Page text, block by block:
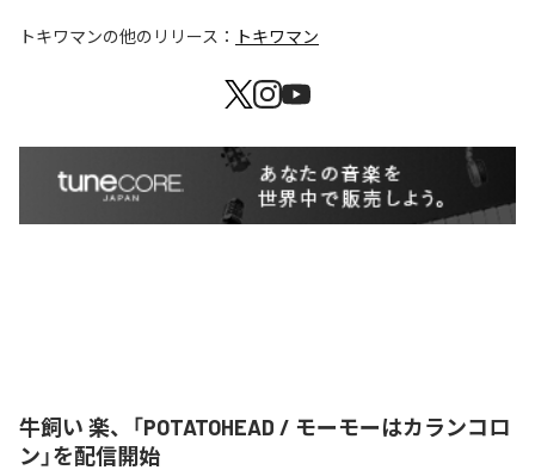
トキワマンの他のリリース： トキワマン
牛飼い 楽、「POTATOHEAD / モーモーはカランコロ
ン」を配信開始